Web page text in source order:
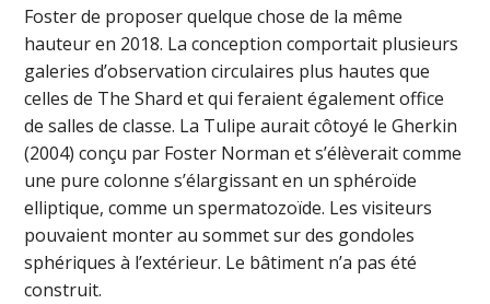
Foster de proposer quelque chose de la même
hauteur en 2018. La conception comportait plusieurs
galeries d’observation circulaires plus hautes que
celles de The Shard et qui feraient également office
de salles de classe. La Tulipe aurait côtoyé le Gherkin
(2004) conçu par Foster Norman et s’élèverait comme
une pure colonne s’élargissant en un sphéroïde
elliptique, comme un spermatozoïde. Les visiteurs
pouvaient monter au sommet sur des gondoles
sphériques à l’extérieur. Le bâtiment n’a pas été
construit.